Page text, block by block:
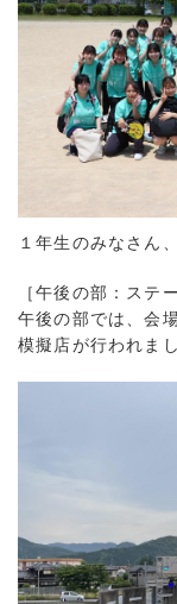
１年生のみなさん
［午後の部：ステ
午後の部では、会
模擬店が行われまし